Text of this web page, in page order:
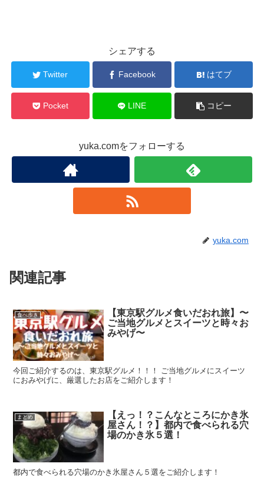
シェアする
Twitter Facebook はてブ
Pocket LINE コピー
yuka.comをフォローする
yuka.com
関連記事
食べ歩き
【東京駅グルメ食いだおれ旅】〜
ご当地グルメとスイーツと時々お
みやげ〜
今回ご紹介するのは、東京駅グルメ！！！ ご当地グルメにスイーツ
におみやげに、厳選したお店をご紹介します！
まとめ
【えっ！？こんなところにかき氷
屋さん！？】都内で食べられる穴
場のかき氷５選！
都内で食べられる穴場のかき氷屋さん５選をご紹介します！